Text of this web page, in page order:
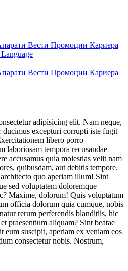
Вести Промоции Кариера
Вести Промоции Кариера
adipisicing elit. Nam neque,
ducimus excepturi corrupti iste fugit
libero porro
laboriosam tempora recusandae
accusamus quia molestias velit nam
quibusdam, aut debitis tempore.
quo aperiam illum! Sint
sed voluptatem doloremque
Maxime, dolorum! Quis voluptatum
officia dolorum quia cumque, nobis
rerum perferendis blanditiis, hic
praesentium aliquam? Sint beatae
suscipit, aperiam ex veniam eos
consectetur nobis. Nostrum,